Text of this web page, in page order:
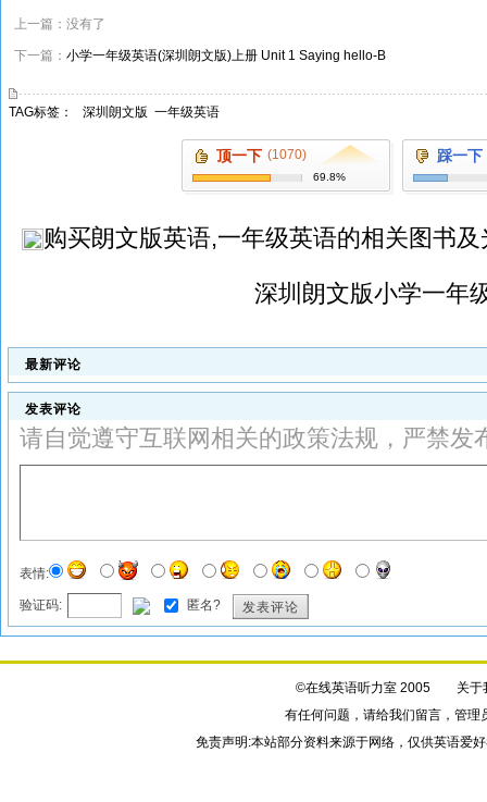
上一篇：没有了
下一篇： 小学一年级英语(深圳朗文版)上册 Unit 1 Saying hello-B
TAG标签： 深圳朗文版 一年级英语
顶一下 (1070)
69.8%
踩一下
购买朗文版英语,一年级英语的相关图书及
深圳朗文版小学一年
最新评论
发表评论
请自觉遵守互联网相关的政策法规，严禁发
表情:
验证码: 匿名? 发表评论
©在线英语听力室 2005 关于
有任何问题，请给我们留言，管理
免责声明:本站部分资料来源于网络，仅供英语爱